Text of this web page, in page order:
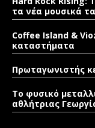
τα νέα μουσικά
Coffee Island &
καταστήματα
Πρωταγωνιστής
Το φυσικό
αθλήτριας